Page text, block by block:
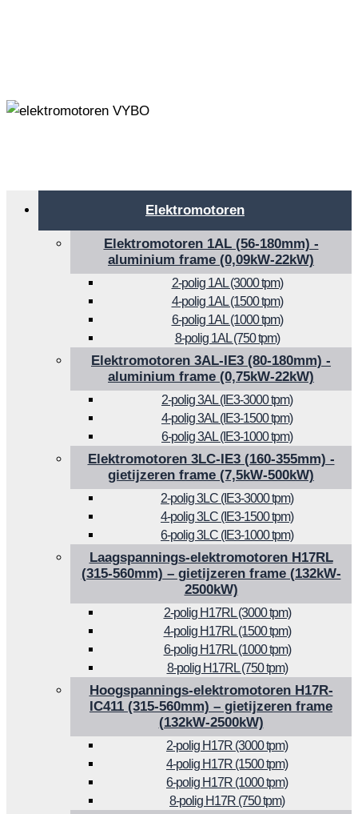
Elektromotoren
Elektromotoren 1AL (56-180mm) -
aluminium frame (0,09kW-22kW)
2-polig 1AL (3000 tpm)
4-polig 1AL (1500 tpm)
6-polig 1AL (1000 tpm)
8-polig 1AL (750 tpm)
Elektromotoren 3AL-IE3 (80-180mm) -
aluminium frame (0,75kW-22kW)
2-polig 3AL (IE3-3000 tpm)
4-polig 3AL (IE3-1500 tpm)
6-polig 3AL (IE3-1000 tpm)
Elektromotoren 3LC-IE3 (160-355mm) -
gietijzeren frame (7,5kW-500kW)
2-polig 3LC (IE3-3000 tpm)
4-polig 3LC (IE3-1500 tpm)
6-polig 3LC (IE3-1000 tpm)
Laagspannings-elektromotoren H17RL
(315-560mm) – gietijzeren frame (132kW-
2500kW)
2-polig H17RL (3000 tpm)
4-polig H17RL (1500 tpm)
6-polig H17RL (1000 tpm)
8-polig H17RL (750 tpm)
Hoogspannings-elektromotoren H17R-
IC411 (315-560mm) – gietijzeren frame
(132kW-2500kW)
2-polig H17R (3000 tpm)
4-polig H17R (1500 tpm)
6-polig H17R (1000 tpm)
8-polig H17R (750 tpm)